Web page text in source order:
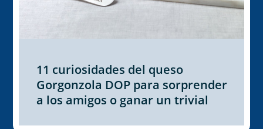
11 curiosidades del queso
Gorgonzola DOP para sorprender
a los amigos o ganar un trivial